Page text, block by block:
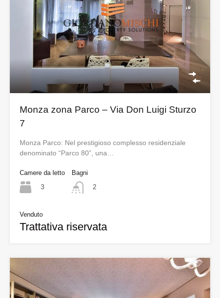
Monza zona Parco – Via Don Luigi Sturzo
7
Monza Parco: Nel prestigioso complesso residenziale
denominato “Parco 80”, una…
Camere da letto
3
Bagni
2
Venduto
Trattativa riservata